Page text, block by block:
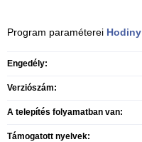
Program paraméterei Hodiny
Engedély:
Verziószám:
A telepítés folyamatban van:
Támogatott nyelvek: